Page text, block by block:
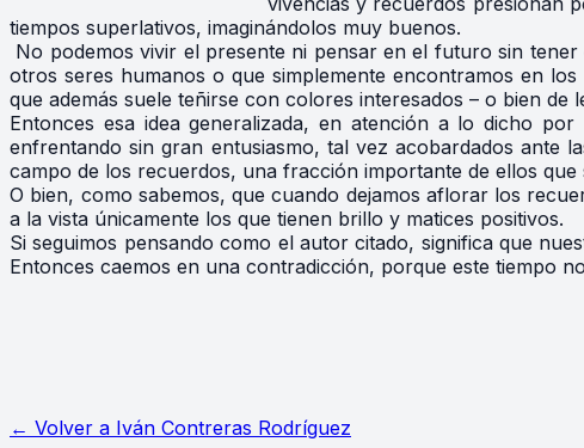
tiempos superlativos, imaginándolos muy buenos.
No podemos vivir el presente ni pensar en el futuro sin
otros seres humanos o que simplemente encontramos en
que además suele teñirse con colores interesados – o bien
Entonces esa idea generalizada, en atención a lo dicho
enfrentando sin gran entusiasmo, tal vez acobardados ante
campo de los recuerdos, una fracción importante de ellos
O bien, como sabemos, que cuando dejamos aflorar los
a la vista únicamente los que tienen brillo y matices positivos.
Si seguimos pensando como el autor citado, significa que
Entonces caemos en una contradicción, porque este tiempo
← Volver a Iván Contreras Rodríguez